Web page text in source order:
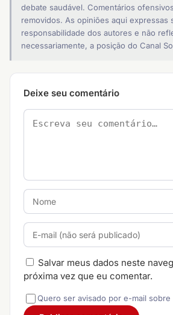
debate saudável. Comentários
removidos. As opiniões aqui expressas
responsabilidade dos autores e não
necessariamente, a posição do Canal
Deixe seu comentário
Salvar meus dados neste
próxima vez que eu comentar.
Quero ser avisado por e-mail sobre